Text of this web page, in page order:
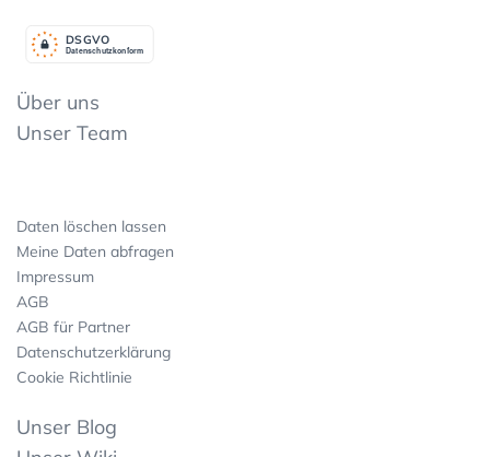
Datenschutzkonform
DSGVO
Über uns
Unser Team
Daten löschen lassen
Meine Daten abfragen
Impressum
AGB
AGB für Partner
Datenschutzerklärung
Cookie Richtlinie
Unser Blog